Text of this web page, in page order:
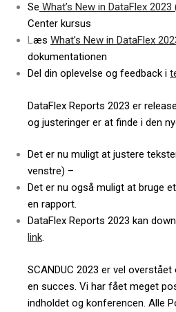
Se What’s New in DataFlex
Center kursus
Læs What’s New in DataFlex
dokumentationen
Del din oplevelse og feedback i
DataFlex Reports 2023 er
og justeringer er at finde i den
Det er nu muligt at justere
venstre) –
Det er nu også muligt at bruge
en rapport.
DataFlex Reports 2023 kan
link.
SCANDUC 2023 er vel
en succes. Vi har fået meget
indholdet og konferencen. Alle